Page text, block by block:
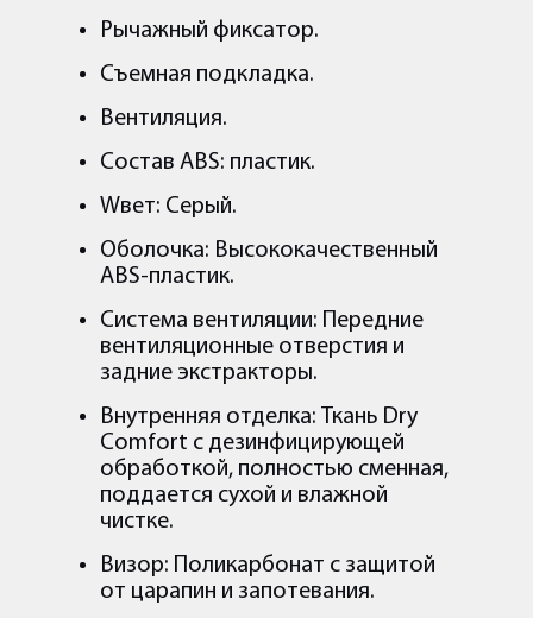
Рычажный фиксатор.
Съемная подкладка.
Вентиляция.
Cостав ABS: пластик.
Wвет: Серый.
Оболочка: Высококачественный
ABS-пластик.
Система вентиляции: Передние
вентиляционные отверстия и
задние экстракторы.
Внутренняя отделка: Ткань Dry
Comfort с дезинфицирующей
обработкой, полностью сменная,
поддается сухой и влажной
чистке.
Визор: Поликарбонат с защитой
от царапин и запотевания.